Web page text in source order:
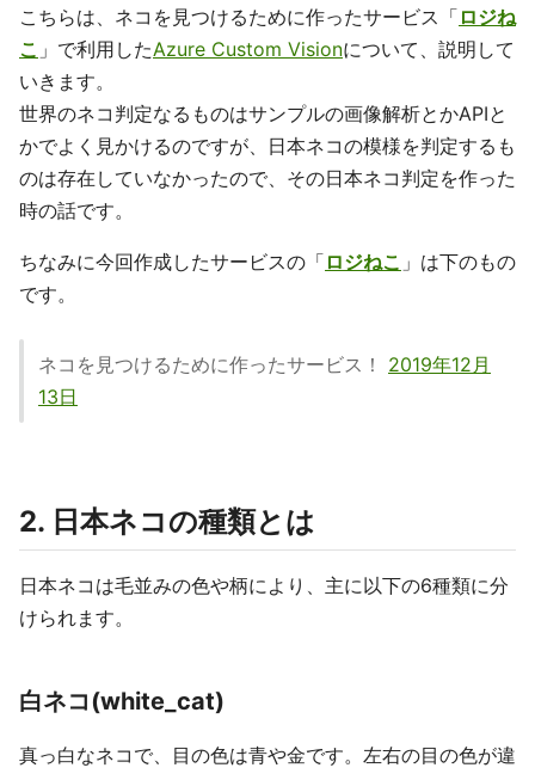
こちらは、ネコを見つけるために作ったサービス「 ロジね
こ 」で利用したAzure Custom Visionについて、説明して
いきます。
世界のネコ判定なるものはサンプルの画像解析とかAPIと
かでよく見かけるのですが、日本ネコの模様を判定するも
のは存在していなかったので、その日本ネコ判定を作った
時の話です。
ちなみに今回作成したサービスの「 ロジねこ 」は下のもの
です。
ネコを見つけるために作ったサービス！ 2019年12月
13日
2. 日本ネコの種類とは
日本ネコは毛並みの色や柄により、主に以下の6種類に分
けられます。
白ネコ(white_cat)
真っ白なネコで、目の色は青や金です。左右の目の色が違